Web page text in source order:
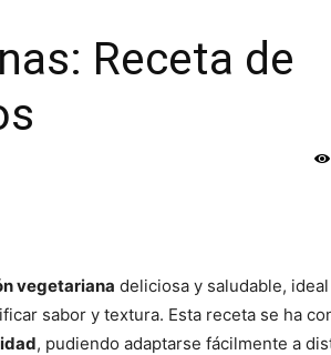
Receta de
vegetariana deliciosa y saludable,
sabor y textura. Esta receta se ha
, pudiendo adaptarse fácilmente a